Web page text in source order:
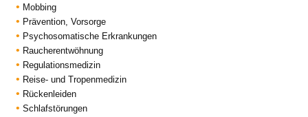
Mobbing
Prävention, Vorsorge
Psychosomatische Erkrankungen
Raucherentwöhnung
Regulationsmedizin
Reise- und Tropenmedizin
Rückenleiden
Schlafstörungen